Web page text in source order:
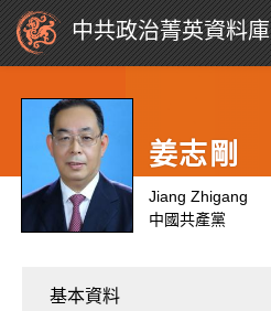
中共政治菁英資料庫
姜志剛
Jiang Zhigang
中國共產黨
基本資料